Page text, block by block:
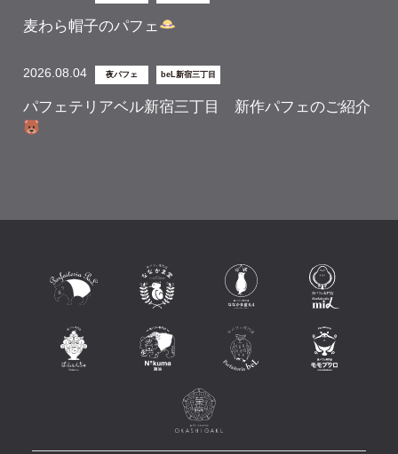
麦わら帽子のパフェ
2026.08.04 夜パフェ beL新宿三丁目
パフェテリアベル新宿三丁目 新作パフェのご紹介